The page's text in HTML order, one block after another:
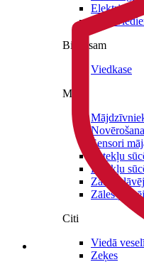
Elektriskie
Citas
Biznesam
Viedkase
Mājai
Sensori
Putekļu
Putekļu
Zāles
Zāles
Citi
Viedā
Zeķes